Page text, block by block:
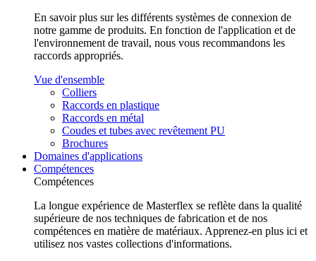
En savoir plus sur les différents systèmes de connexion de
notre gamme de produits. En fonction de l'application et de
l'environnement de travail, nous vous recommandons les
raccords appropriés.
Vue d'ensemble
Colliers
Raccords en plastique
Raccords en métal
Coudes et tubes avec revêtement PU
Brochures
Domaines d'applications
Compétences
Compétences
La longue expérience de Masterflex se reflète dans la qualité
supérieure de nos techniques de fabrication et de nos
compétences en matière de matériaux. Apprenez-en plus ici et
utilisez nos vastes collections d'informations.